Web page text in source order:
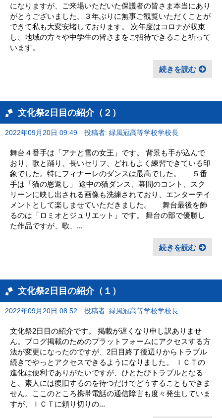
になりますが、ご来場いただいた保護者の皆さま本当にあり
がとうございました。３年ぶりに無事ご観覧いただくことが
できて私も大変安堵しております。 次年度はコロナが収束
し、地域の方々や中学生の皆さまをご招待できること祈って
います。
続きを読む
文化祭2日目の紹介（２）
2022年09月20日 09:49 投稿者: 緑風冠高等学校学校長
舞台４番手は「アナと雪の女王」です。 背景も手が込んで
おり、歌と踊り、長いセリフ、どれもよく練習できている印
象でした。特にフィナーレのダンスは最高でした。 ５番
手は「猫の恩返し」 途中の猫ダンス、幕間のコント、スク
リーンに映し出される画像も洗練されており、エンターテイ
メントとして楽しませていただきました。 舞台最後を飾
るのは「ロミオとジュリエット」です。 舞台の部で優勝し
た作品ですが、歌、...
続きを読む
文化祭2日目の紹介（１）
2022年09月20日 08:52 投稿者: 緑風冠高等学校学校長
文化祭2日目の紹介です。 掲載が遅くなり申し訳ありませ
ん。ブログ掲載のためのプラットフォームにアクセスする方
法が変更になったのですが、2日目終了後辺りからトラブル
続きでやっとアクセスできるようになりました。 ＩＣＴの
進化は便利でありがたいですが、ひとたびトラブルとなる
と、素人には復旧するのを待つだけでどうすることもできま
せん。ここのところ携帯電話の通信障害も度々発生していま
すが、ＩＣＴに頼り切りの...